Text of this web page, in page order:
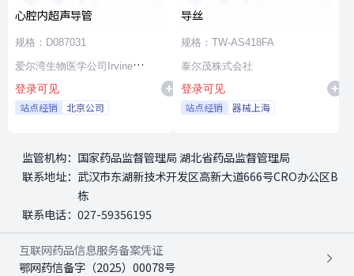
心腔内超声导管
规格：D087031
爱尔湾生物医学公司Irvine
Biomedical,Inc. a St. Jude
Medical Company
登录可见
站点经销 北京公司
导丝
规格：TW-AS418FA
泰尔茂株式会社
登录可见
站点经销 器械上海
监管机构： 国家药品监督管理局 湖北省药品监督管理局
联系地址： 武汉市东湖新技术开发区高新大道666号CRO办公区B
栋
联系电话： 027-59356195
互联网药品信息服务备案凭证
鄂网药信备字（2025）00078号